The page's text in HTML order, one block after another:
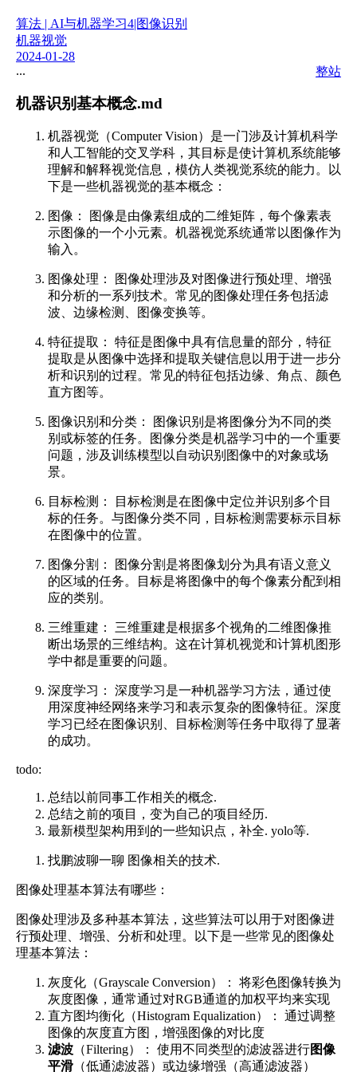
算法 | AI与机器学习4|图像识别
机器视觉
2024-01-28
...
整站
机器识别基本概念.md
机器视觉（Computer Vision）是一门涉及计算机科学
和人工智能的交叉学科，其目标是使计算机系统能够
理解和解释视觉信息，模仿人类视觉系统的能力。以
下是一些机器视觉的基本概念：
图像： 图像是由像素组成的二维矩阵，每个像素表
示图像的一个小元素。机器视觉系统通常以图像作为
输入。
图像处理： 图像处理涉及对图像进行预处理、增强
和分析的一系列技术。常见的图像处理任务包括滤
波、边缘检测、图像变换等。
特征提取： 特征是图像中具有信息量的部分，特征
提取是从图像中选择和提取关键信息以用于进一步分
析和识别的过程。常见的特征包括边缘、角点、颜色
直方图等。
图像识别和分类： 图像识别是将图像分为不同的类
别或标签的任务。图像分类是机器学习中的一个重要
问题，涉及训练模型以自动识别图像中的对象或场
景。
目标检测： 目标检测是在图像中定位并识别多个目
标的任务。与图像分类不同，目标检测需要标示目标
在图像中的位置。
图像分割： 图像分割是将图像划分为具有语义意义
的区域的任务。目标是将图像中的每个像素分配到相
应的类别。
三维重建： 三维重建是根据多个视角的二维图像推
断出场景的三维结构。这在计算机视觉和计算机图形
学中都是重要的问题。
深度学习： 深度学习是一种机器学习方法，通过使
用深度神经网络来学习和表示复杂的图像特征。深度
学习已经在图像识别、目标检测等任务中取得了显著
的成功。
todo:
总结以前同事工作相关的概念.
总结之前的项目，变为自己的项目经历.
最新模型架构用到的一些知识点，补全. yolo等.
找鹏波聊一聊 图像相关的技术.
图像处理基本算法有哪些：
图像处理涉及多种基本算法，这些算法可以用于对图像进
行预处理、增强、分析和处理。以下是一些常见的图像处
理基本算法：
灰度化（Grayscale Conversion）： 将彩色图像转换为
灰度图像，通常通过对RGB通道的加权平均来实现
直方图均衡化（Histogram Equalization）： 通过调整
图像的灰度直方图，增强图像的对比度
滤波 （Filtering）： 使用不同类型的滤波器进行图像
平滑 （低通滤波器）或边缘增强（高通滤波器）